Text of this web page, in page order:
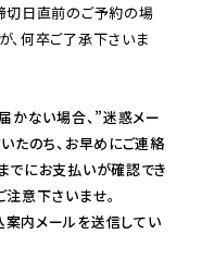
切日直前のご予約の場
、何卒ご了承下さいま
かない場合、”迷惑メー
たのち、お早めにご連絡
でにお支払いが確認でき
意下さいませ。
内メールを送信してい